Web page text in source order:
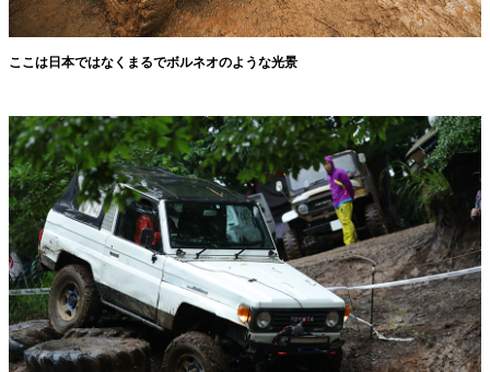
ここは日本ではなくまるでボルネオのような光景